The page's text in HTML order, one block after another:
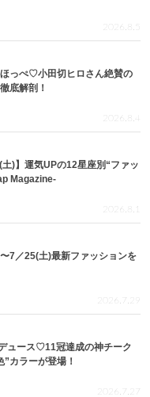
2026.8.5
っぺ♡小田切ヒロさん絶賛の
底解剖！
2026.8.4
)】運気UPの12星座別“ファッ
Magazine-
2026.8.1
7／25(土)最新ファッションを
2026.7.29
ュース♡11冠達成の神チーク
カラーが登場！
2026.7.27